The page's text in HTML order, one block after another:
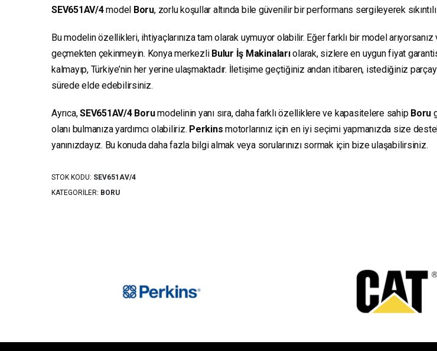
SEV651AV/4model Boru, zorlu koşullar altında bile güvenilir bir performans sergileyerek
Bu modelin özellikleri, ihtiyaçlarınıza tam olarak uymuyor olabilir. Eğer farklı bir model
geçmekten çekinmeyin. Konya merkezli Bulur İş Makinalarıolarak, sizlere en uygun fiyat
kalmayıp, Türkiye’nin her yerine ulaşmaktadır. İletişime geçtiğiniz andan itibaren, istediğiniz
sürede elde edebilirsiniz.
Ayrıca,SEV651AV/4 Borumodelinin yanı sıra, daha farklı özelliklere ve kapasitelere sahip Boru
olanı bulmanıza yardımcı olabiliriz. Perkins motorlarınız için en iyi seçimi yapmanızda size
yanınızdayız. Bu konuda daha fazla bilgi almak veya sorularınızı sormak için bize ulaşabilirsiniz.
STOK KODU: SEV651AV/4
KATEGORILER: BORU